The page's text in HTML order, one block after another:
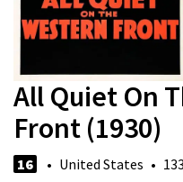
All Quiet On
Front (1930)
16 • United States •